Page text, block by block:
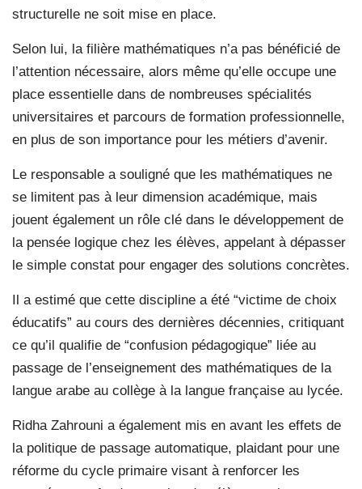
structurelle ne soit mise en place.
Selon lui, la filière mathématiques n’a pas bénéficié de
l’attention nécessaire, alors même qu’elle occupe une
place essentielle dans de nombreuses spécialités
universitaires et parcours de formation professionnelle,
en plus de son importance pour les métiers d’avenir.
Le responsable a souligné que les mathématiques ne
se limitent pas à leur dimension académique, mais
jouent également un rôle clé dans le développement de
la pensée logique chez les élèves, appelant à dépasser
le simple constat pour engager des solutions concrètes.
Il a estimé que cette discipline a été “victime de choix
éducatifs” au cours des dernières décennies, critiquant
ce qu’il qualifie de “confusion pédagogique” liée au
passage de l’enseignement des mathématiques de la
langue arabe au collège à la langue française au lycée.
Ridha Zahrouni a également mis en avant les effets de
la politique de passage automatique, plaidant pour une
réforme du cycle primaire visant à renforcer les